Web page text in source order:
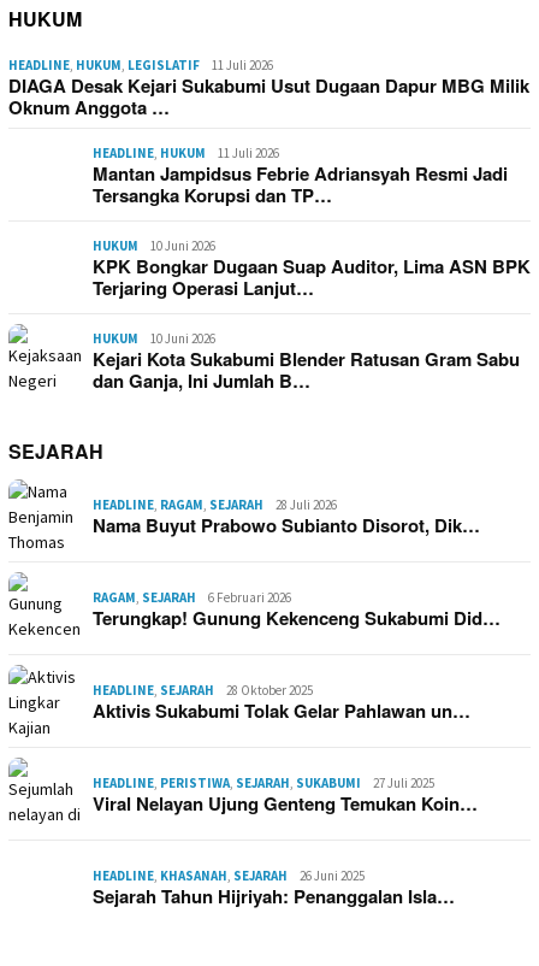
HUKUM
HEADLINE HUKUM LEGISLATIF 11 Juli 2026
DIAGA Desak Kejari Sukabumi Usut Dugaan Dapur MBG Milik
Oknum Anggota …
HEADLINE HUKUM 11 Juli 2026
Mantan Jampidsus Febrie Adriansyah Resmi Jadi
Tersangka Korupsi dan TP…
HUKUM 10 Juni 2026
KPK Bongkar Dugaan Suap Auditor, Lima ASN BPK
Terjaring Operasi Lanjut…
HUKUM 10 Juni 2026
Kejari Kota Sukabumi Blender Ratusan Gram Sabu
dan Ganja, Ini Jumlah B…
SEJARAH
HEADLINE RAGAM SEJARAH 28 Juli 2026
Nama Buyut Prabowo Subianto Disorot, Dik…
RAGAM SEJARAH 6 Februari 2026
Terungkap! Gunung Kekenceng Sukabumi Did…
HEADLINE SEJARAH 28 Oktober 2025
Aktivis Sukabumi Tolak Gelar Pahlawan un…
HEADLINE PERISTIWA SEJARAH SUKABUMI 27 Juli 2025
Viral Nelayan Ujung Genteng Temukan Koin…
HEADLINE KHASANAH SEJARAH 26 Juni 2025
Sejarah Tahun Hijriyah: Penanggalan Isla…